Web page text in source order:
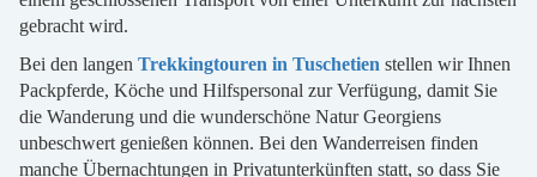
gebracht wird.
Bei den langen Trekkingtouren in Tuschetien stellen wir Ihnen
Packpferde, Köche und Hilfspersonal zur Verfügung, damit Sie
die Wanderung und die wunderschöne Natur Georgiens
unbeschwert genießen können. Bei den Wanderreisen finden
manche Übernachtungen in Privatunterkünften statt, so dass Sie